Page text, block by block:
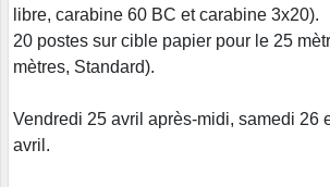
libre, carabine 60 BC et carabine 3x20).
20 postes sur cible papier pour le 25
mètres, Standard).
Vendredi 25 avril après-midi, samedi 26
avril.